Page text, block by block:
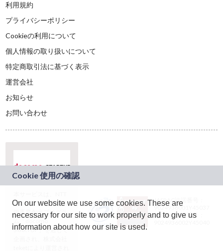
利用規約
プライバシーポリシー
Cookieの利用について
個人情報の取り扱いについて
特定商取引法に基づく表示
運営会社
お知らせ
お問い合わせ
ドコモグループの新
規事業創出プログラ
ム「docomo
STARTUP」を通じて
JASRAC許諾番号：
9024936001Y45037
JASRAC許諾番号：
On our website we use some cookies. These are
necessary for our site to work properly and to give us
information about how our site is used.